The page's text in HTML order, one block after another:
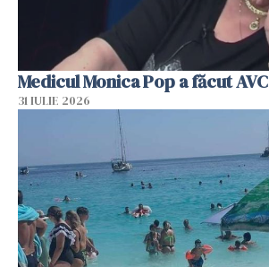
Medicul Monica Pop a făcut AVC
31 IULIE 2026